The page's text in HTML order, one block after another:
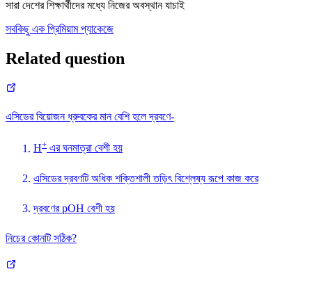
সারা দেশের শিক্ষার্থীদের মধ্যে নিজের অবস্থান যাচাই
সবকিছু এক প্রিমিয়াম প্যাকেজে
Related question
এসিডের বিয়োজন ধ্রুবকের মান বেশি হলে দ্রবণে-
H+ এর ঘনমাত্রা বেশী হয়
এসিডের দ্রবণটি অধিক শক্তিশালী তড়িৎ বিশ্লেষ্য রূপে কাজ করে
দ্রবণের pOH বেশী হয়
নিচের কোনটি সঠিক?